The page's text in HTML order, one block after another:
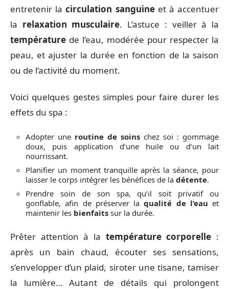
entretenir lacirculation sanguineet à accentuer
la relaxation musculaire. L’astuce : veiller à la
température de l’eau, modérée pour respecter la
peau, et ajuster la durée en fonction de la saison
ou de l’activité du moment.
Voici quelques gestes simples pour faire durer les
effets du spa :
Adopter une routine de soins chez soi : gommage
doux, puis application d’une huile ou d’un lait
nourrissant.
Planifier un moment tranquille après la séance, pour
laisser le corps intégrer les bénéfices de la détente.
Prendre soin de son spa, qu’il soit privatif ou
gonflable, afin de préserver laqualité de l’eau et
maintenir les bienfaits sur la durée.
Prêter attention à la température corporelle :
après un bain chaud, écouter ses sensations,
s’envelopper d’un plaid, siroter une tisane, tamiser
la lumière… Autant de détails qui prolongent